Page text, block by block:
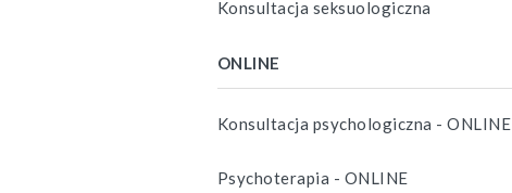
Konsultacja seksuologiczna
ONLINE
Konsultacja psychologiczna - ONLINE
Psychoterapia - ONLINE